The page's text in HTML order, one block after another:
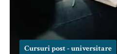
Cursuri post - universitare